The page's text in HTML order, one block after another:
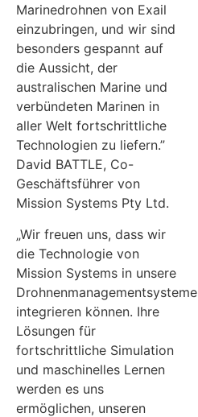
Marinedrohnen von Exail
einzubringen, und wir sind
besonders gespannt auf
die Aussicht, der
australischen Marine und
verbündeten Marinen in
aller Welt fortschrittliche
Technologien zu liefern.”
David BATTLE, Co-
Geschäftsführer von
Mission Systems Pty Ltd.
„Wir freuen uns, dass wir
die Technologie von
Mission Systems in unsere
Drohnenmanagementsysteme
integrieren können. Ihre
Lösungen für
fortschrittliche Simulation
und maschinelles Lernen
werden es uns
ermöglichen, unseren